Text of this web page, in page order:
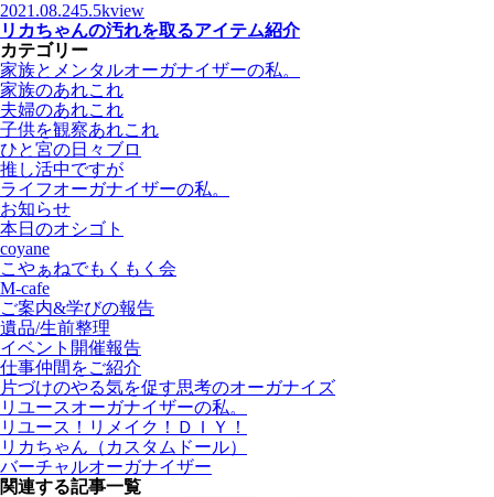
2021.08.245.5kview
リカちゃんの汚れを取るアイテム紹介
カテゴリー
家族とメンタルオーガナイザーの私。
家族のあれこれ
夫婦のあれこれ
子供を観察あれこれ
ひと宮の日々ブロ
推し活中ですが
ライフオーガナイザーの私。
お知らせ
本日のオシゴト
coyane
こやぁねでもくもく会
M-cafe
ご案内&学びの報告
遺品/生前整理
イベント開催報告
仕事仲間をご紹介
片づけのやる気を促す思考のオーガナイズ
リユースオーガナイザーの私。
リユース！リメイク！ＤＩＹ！
リカちゃん（カスタムドール）
バーチャルオーガナイザー
関連する記事一覧